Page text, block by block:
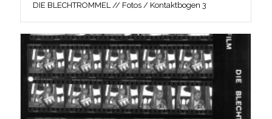
DIE BLECHTROMMEL // Fotos / Kontaktbogen 3